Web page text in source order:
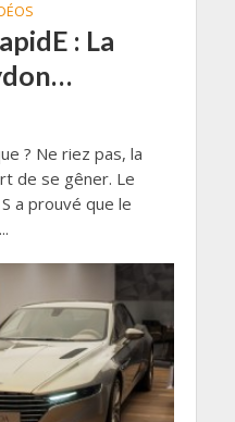
: La
? Ne riez pas, la
de se gêner. Le
a prouvé que le